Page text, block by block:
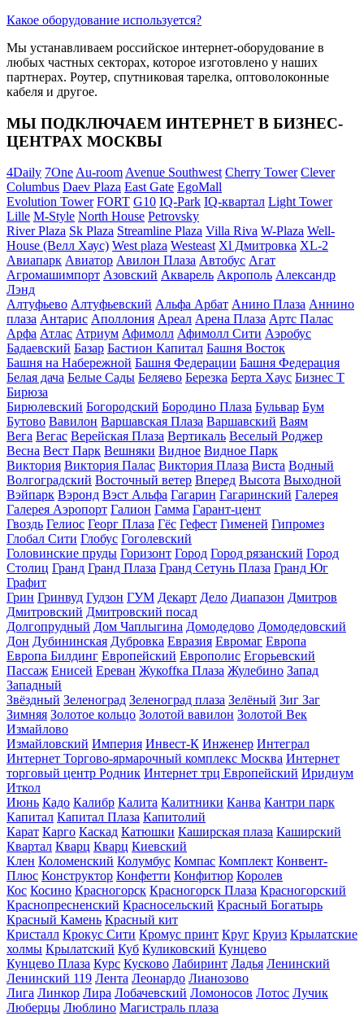
Какое оборудование используется?
Мы устанавливаем российское интернет-оборудование в
любых частных секторах, которое изготовлено у наших
партнерах. Роутер, спутниковая тарелка, оптоволоконные
кабеля и другое.
МЫ ПОДКЛЮЧАЕМ ИНТЕРНЕТ В БИЗНЕС-
ЦЕНТРАХ МОСКВЫ
4Daily 7One Au-room Avenue Southwest Cherry Tower Clever
Columbus Daev Plaza East Gate EgoMall
Evolution Tower FORT G10 IQ-Park IQ-квартал Light Tower
Lille M-Style North House Petrovsky
River Plaza Sk Plaza Streamline Plaza Villa Riva W-Plaza Well-
House (Велл Хаус) West plaza Westeast Xl Дмитровка XL-2
Авиапарк Авиатор Авилон Плаза Автобус Агат
Агромашимпорт Азовский Акварель Акрополь Александр
Лэнд
Алтуфьево Алтуфьевский Альфа Арбат Анино Плаза Аннино
плаза Антарис Аполлония Ареал Арена Плаза Артс Палас
Арфа Атлас Атриум Афимолл Афимолл Сити Аэробус
Бадаевский Базар Бастион Капитал Башня Восток
Башня на Набережной Башня Федерации Башня Федерация
Белая дача Белые Сады Беляево Березка Берта Хаус Бизнес Т
Бирюза
Бирюлевский Богородский Бородино Плаза Бульвар Бум
Бутово Вавилон Варшавская Плаза Варшавский Ваям
Вега Вегас Верейская Плаза Вертикаль Веселый Роджер
Весна Вест Парк Вешняки Видное Видное Парк
Виктория Виктория Палас Виктория Плаза Виста Водный
Волгоградский Восточный ветер Вперед Высота Выходной
Вэйпарк Вэронд Вэст Альфа Гагарин Гагаринский Галерея
Галерея Аэропорт Галион Гамма Гарант-цент
Гвоздь Гелиос Георг Плаза Гёс Гефест Гименей Гипромез
Глобал Сити Глобус Гоголевский
Головинские пруды Горизонт Город Город рязанский Город
Столиц Гранд Гранд Плаза Гранд Сетунь Плаза Гранд Юг
Графит
Грин Гринвуд Гудзон ГУМ Декарт Дело Диапазон Дмитров
Дмитровский Дмитровский посад
Долгопрудный Дом Чаплыгина Домодедово Домодедовский
Дон Дубининская Дубровка Евразия Евромаг Европа
Европа Билдинг Европейский Европолис Егорьевский
Пассаж Енисей Ереван Жукоffка Плаза Жулебино Запад
Западный
Звёздный Зеленоград Зеленоград плаза Зелёный Зиг Заг
Зимняя Золотое кольцо Золотой вавилон Золотой Век
Измайлово
Измайловский Империя Инвест-К Инженер Интеграл
Интернет Торгово-ярмарочный комплекс Москва Интернет
торговый центр Родник Интернет трц Европейский Иридиум
Иткол
Июнь Кадо Калибр Калита Калитники Канва Кантри парк
Капитал Капитал Плаза Капитолий
Карат Карго Каскад Катюшки Каширская плаза Каширский
Квартал Кварц Кварц Киевский
Клен Коломенский Колумбус Компас Комплект Конвент-
Плюс Конструктор Конфетти Конфитюр Королев
Кос Косино Красногорск Красногорск Плаза Красногорский
Краснопресненский Красносельский Красный Богатырь
Красный Камень Красный кит
Кристалл Крокус Сити Кромус принт Круг Круиз Крылатские
холмы Крылатский Куб Куликовский Кунцево
Кунцево Плаза Курс Кусково Лабиринт Ладья Ленинский
Ленинский 119 Лента Леонардо Лианозово
Лига Линкор Лира Лобачевский Ломоносов Лотос Лучик
Люберцы Люблино Магистраль плаза